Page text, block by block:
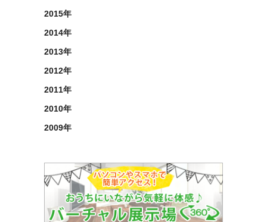
2015年
2014年
2013年
2012年
2011年
2010年
2009年